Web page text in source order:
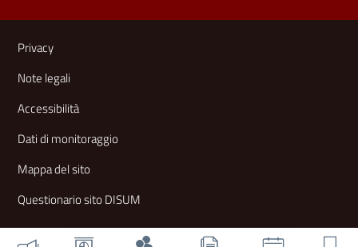
Link e informazioni utili
Privacy
Note legali
Accessibilità
Dati di monitoraggio
Mappa del sito
Questionario sito DISUM